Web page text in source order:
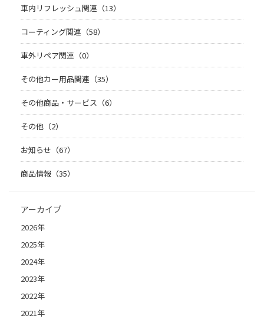
車内リフレッシュ関連（13）
コーティング関連（58）
車外リペア関連（0）
その他カー用品関連（35）
その他商品・サービス（6）
その他（2）
お知らせ（67）
商品情報（35）
アーカイブ
2026年
2025年
2024年
2023年
2022年
2021年